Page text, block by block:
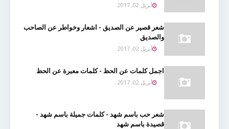
أبريل 02, 2017
شعر قصير عن الصديق - اشعار وخواطر عن الصاحب
والصديق
أبريل 02, 2017
اجمل كلمات عن الحظ - كلمات معبرة عن الحظ
أبريل 02, 2017
شعر حب باسم شهد - كلمات جميلة باسم شهد -
قصيدة باسم شهد